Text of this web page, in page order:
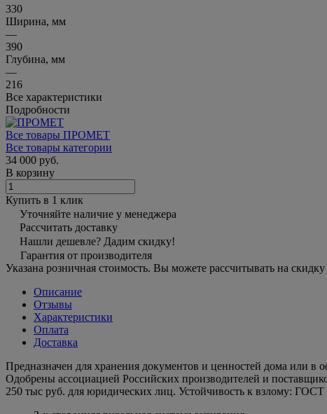
330
Ширина, мм
—
390
Глубина, мм
—
216
Все характеристики
Подробности
Все товары ПРОМЕТ
Все товары категории
34 000 руб.
В корзину
Купить в 1 клик
Уточняйте наличие у менеджера
Рассчитать доставку
Нашли дешевле? Дадим скидку!
Гарантия от производителя
Указана розничная стоимость. Вы можете рассчитывать на
Описание
Отзывы
Характеристики
Оплата
Доставка
Предназначен для хранения документов и ценностей дома или в
Одобрены ассоциацией Российских производителей и
250 тыс руб. для юридических лиц. Устойчивость к взлому: